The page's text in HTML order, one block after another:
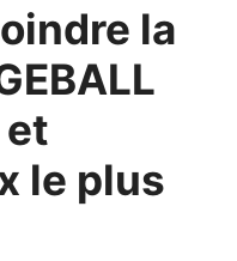
la
le plus